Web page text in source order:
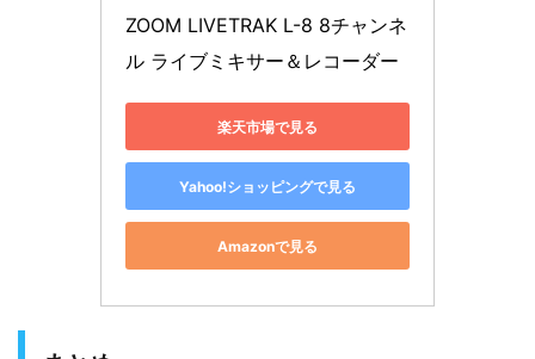
ZOOM LIVETRAK L-8 8チャンネ
ル ライブミキサー＆レコーダー
楽天市場で見る
Yahoo!ショッピングで見る
Amazonで見る